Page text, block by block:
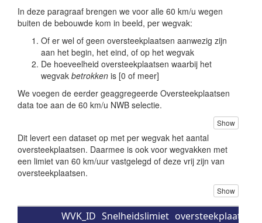
In deze paragraaf brengen we voor alle 60 km/u wegen
buiten de bebouwde kom in beeld, per wegvak:
Of er wel of geen oversteekplaatsen aanwezig zijn
aan het begin, het eind, of op het wegvak
De hoeveelheid oversteekplaatsen waarbij het
wegvak betrokken is [0 of meer]
We voegen de eerder geaggregeerde Oversteekplaatsen
data toe aan de 60 km/u NWB selectie.
Show
Dit levert een dataset op met per wegvak het aantal
oversteekplaatsen. Daarmee is ook voor wegvakken met
een limiet van 60 km/uur vastgelegd of deze vrij zijn van
oversteekplaatsen.
Show
WVK_ID Snelheidslimiet